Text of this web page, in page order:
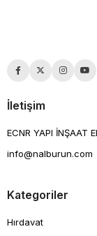
İletişim
ECNR YAPI İNŞAAT
info@nalburun.com
Kategoriler
Hırdavat